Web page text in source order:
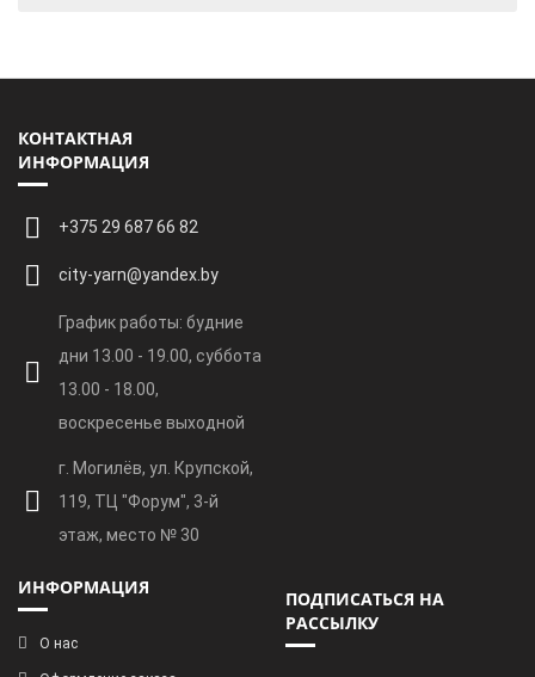
КОНТАКТНАЯ
ИНФОРМАЦИЯ
+375 29 687 66 82
city-yarn@yandex.by
График работы: будние
дни 13.00 - 19.00, суббота
13.00 - 18.00,
воскресенье выходной
г. Могилёв, ул. Крупской,
119, ТЦ "Форум", 3-й
этаж, место № 30
ИНФОРМАЦИЯ
О нас
ПОДПИСАТЬСЯ НА
РАССЫЛКУ